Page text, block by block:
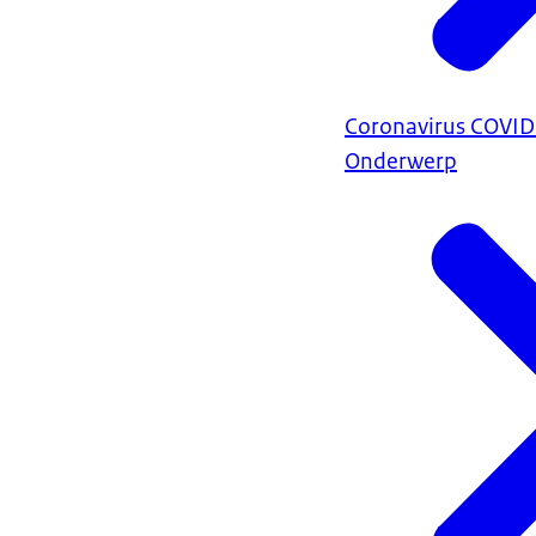
Coronavirus
Onderwerp